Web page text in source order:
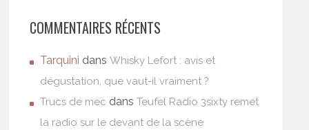
COMMENTAIRES RÉCENTS
Tarquini dansWhisky Lefort : avis et
dégustation, que vaut-il vraiment ?
Trucs de mec dansTeufel Radio 3sixty remet
la radio sur le devant de la scène